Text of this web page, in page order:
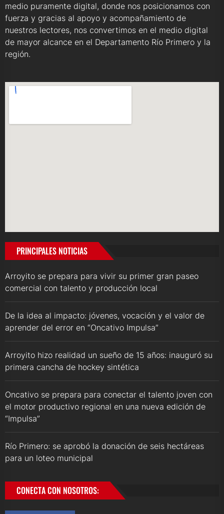
medio puramente digital, donde nos posicionamos con
fuerza y gracias al apoyo y acompañamiento de
nuestros lectores, nos convertimos en el medio digital
de mayor alcance en el Departamento Río Primero y la
región.
PRINCIPALES NOTICIAS
Arroyito se prepara para vivir su primer gran paseo
comercial con talento y producción local
De la idea al impacto: jóvenes, vocación y el valor de
aprender del error en “Oncativo Impulsa”
Arroyito hizo realidad un sueño de 15 años: inauguró su
primera cancha de hockey sintética
Oncativo se prepara para conectar el talento joven con
el motor productivo regional en una nueva edición de
“Impulsa”
Río Primero: se aprobó la donación de seis hectáreas
para un loteo municipal
CONECTA CON NOSOTROS: